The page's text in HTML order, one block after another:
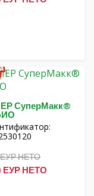
СуперМакк®
ЕУР НЕТО
ЕУР НЕТО